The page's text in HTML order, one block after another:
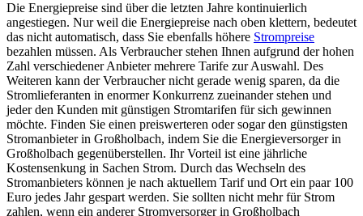
Die Energiepreise sind über die letzten Jahre kontinuierlich
angestiegen. Nur weil die Energiepreise nach oben klettern, bedeutet
das nicht automatisch, dass Sie ebenfalls höhere Strompreise
bezahlen müssen. Als Verbraucher stehen Ihnen aufgrund der hohen
Zahl verschiedener Anbieter mehrere Tarife zur Auswahl. Des
Weiteren kann der Verbraucher nicht gerade wenig sparen, da die
Stromlieferanten in enormer Konkurrenz zueinander stehen und
jeder den Kunden mit günstigen Stromtarifen für sich gewinnen
möchte. Finden Sie einen preiswerteren oder sogar den günstigsten
Stromanbieter in Großholbach, indem Sie die Energieversorger in
Großholbach gegenüberstellen. Ihr Vorteil ist eine jährliche
Kostensenkung in Sachen Strom. Durch das Wechseln des
Stromanbieters können je nach aktuellem Tarif und Ort ein paar 100
Euro jedes Jahr gespart werden. Sie sollten nicht mehr für Strom
zahlen, wenn ein anderer Stromversorger in Großholbach